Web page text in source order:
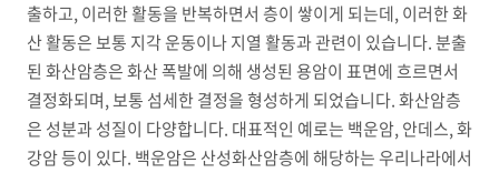
출하고, 이러한 활동을 반복하면서 층이 쌓이게 되는데, 이러한 화
산 활동은 보통 지각 운동이나 지열 활동과 관련이 있습니다. 분출
된 화산암층은 화산 폭발에 의해 생성된 용암이 표면에 흐르면서
결정화되며, 보통 섬세한 결정을 형성하게 되었습니다. 화산암층
은 성분과 성질이 다양합니다. 대표적인 예로는 백운암, 안데스, 화
강암 등이 있다. 백운암은 산성화산암층에 해당하는 우리나라에서